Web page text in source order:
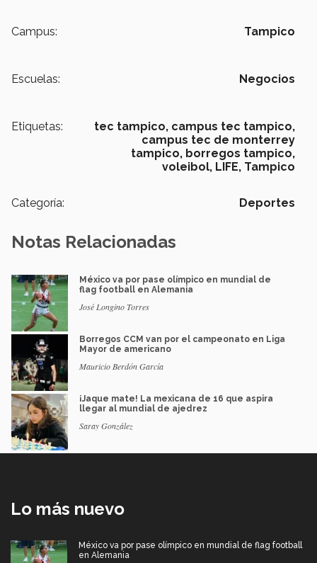
Campus: Tampico
Escuelas: Negocios
Etiquetas:
tec tampico, campus tec tampico,
campus tec de monterrey
tampico, borregos tampico,
voleibol, LIFE, Tampico
Categoría: Deportes
Notas Relacionadas
México va por pase olímpico en mundial de
flag football en Alemania
José Longino Torres
Borregos CCM van por el campeonato en Liga
Mayor de americano
Mauricio Berdón García
¡Jaque mate! La mexicana de 16 que aspira
llegar al mundial de ajedrez
Saray González
Lo más nuevo
México va por pase olímpico en mundial de flag football
en Alemania